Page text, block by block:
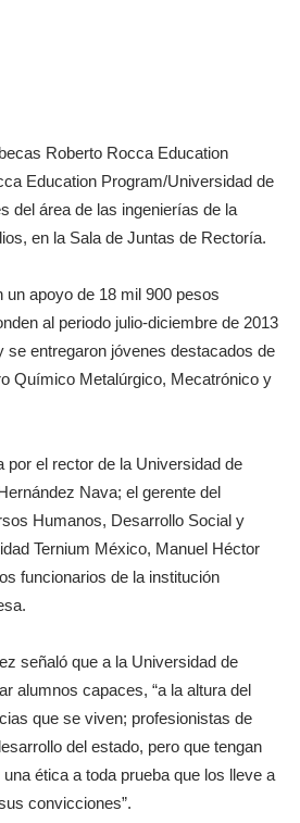
Roberto Rocca Education
Education Program/Universidad de
del área de las ingenierías de la
en la Sala de Juntas de Rectoría.
apoyo de 18 mil 900 pesos
al periodo julio-diciembre de 2013
se entregaron jóvenes destacados de
Químico Metalúrgico, Mecatrónico y
por el rector de la Universidad de
Nava; el gerente del
Humanos, Desarrollo Social y
Ternium México, Manuel Héctor
funcionarios de la institución
señaló que a la Universidad de
alumnos capaces, “a la altura del
que se viven; profesionistas de
del estado, pero que tengan
ética a toda prueba que los lleve a
convicciones”.